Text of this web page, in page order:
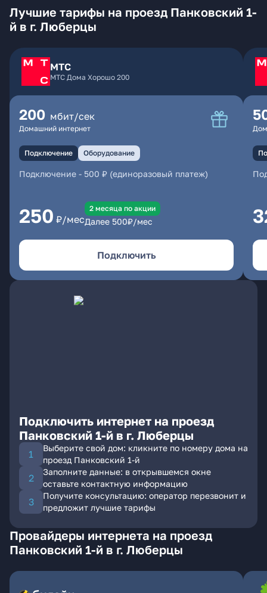
Лучшие тарифы на проезд Панковский 1-
й в г. Люберцы
МТС
МТС Дома Хорошо 200
200 мбит/сек
Домашний интернет
Подключение Оборудование
Подключение - 500 ₽ (единоразовый платеж)
250 ₽/мес
2 месяцa по акции
Далее 500₽/мес
Подключить
Подключить интернет на проезд
Панковский 1-й в г. Люберцы
Выберите свой дом: кликните по номеру дома на
проезд Панковский 1-й
Заполните данные: в открывшемся окне
оставьте контактную информацию
Получите консультацию: оператор перезвонит и
предложит лучшие тарифы
Провайдеры интернета на проезд
Панковский 1-й в г. Люберцы